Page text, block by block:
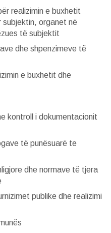
realizimin e buxhetit
subjektin, organet në
të subjektit
dhe shpenzimeve të
e buxhetit dhe
kontroll i dokumentacionit
të punësuarë te
dhe normave të tjera
publike dhe realizimi